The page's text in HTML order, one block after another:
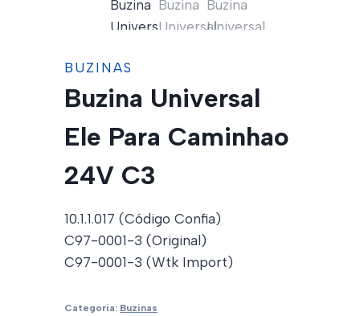
BUZINAS
Buzina Universal
Ele Para Caminhao
24V C3
10.1.1.017 (Código Confia)
C97-0001-3 (Original)
C97-0001-3 (Wtk Import)
Categoria: Buzinas